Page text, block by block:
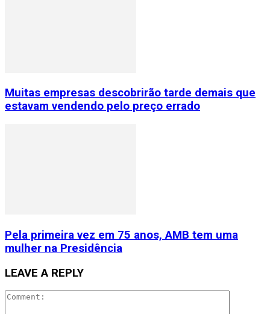
Muitas empresas descobrirão tarde demais que
estavam vendendo pelo preço errado
Pela primeira vez em 75 anos, AMB tem uma
mulher na Presidência
LEAVE A REPLY